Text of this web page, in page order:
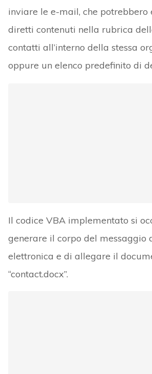
inviare le e-mail, che potrebbero
diretti contenuti nella rubrica
contatti all’interno della stessa
oppure un elenco predefinito di
Il codice VBA implementato si
generare il corpo del messaggio
elettronica e di allegare il
“contact.docx”.